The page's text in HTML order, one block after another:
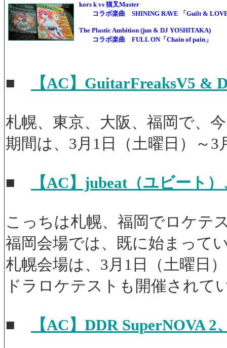
kors k vs 猫叉Master
コラボ楽曲 SHINING RAVE 「Guilt &
The Plastic Ambition (jun & DJ YOSHITAKA)
コラボ楽曲 FULL ON「Chain of pain」
■ 【AC】GuitarFreaksV5 &
札幌、東京、大阪、福岡で、
期間は、3月1日（土曜日）～
■ 【AC】jubeat（ユビート
こっちは札幌、福岡でロケテ
福岡会場では、既に始まって
札幌会場は、3月1日（土曜日
ドラロケテストも開催され
■ 【AC】DDR SuperNOVA